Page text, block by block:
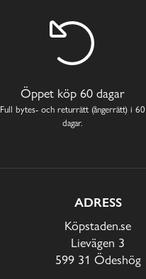
Öppet köp 60 dagar
Full bytes- och returrätt (ångerrätt) i 60
dagar.
ADRESS
Köpstaden.se
Lievägen 3
599 31 Ödeshög